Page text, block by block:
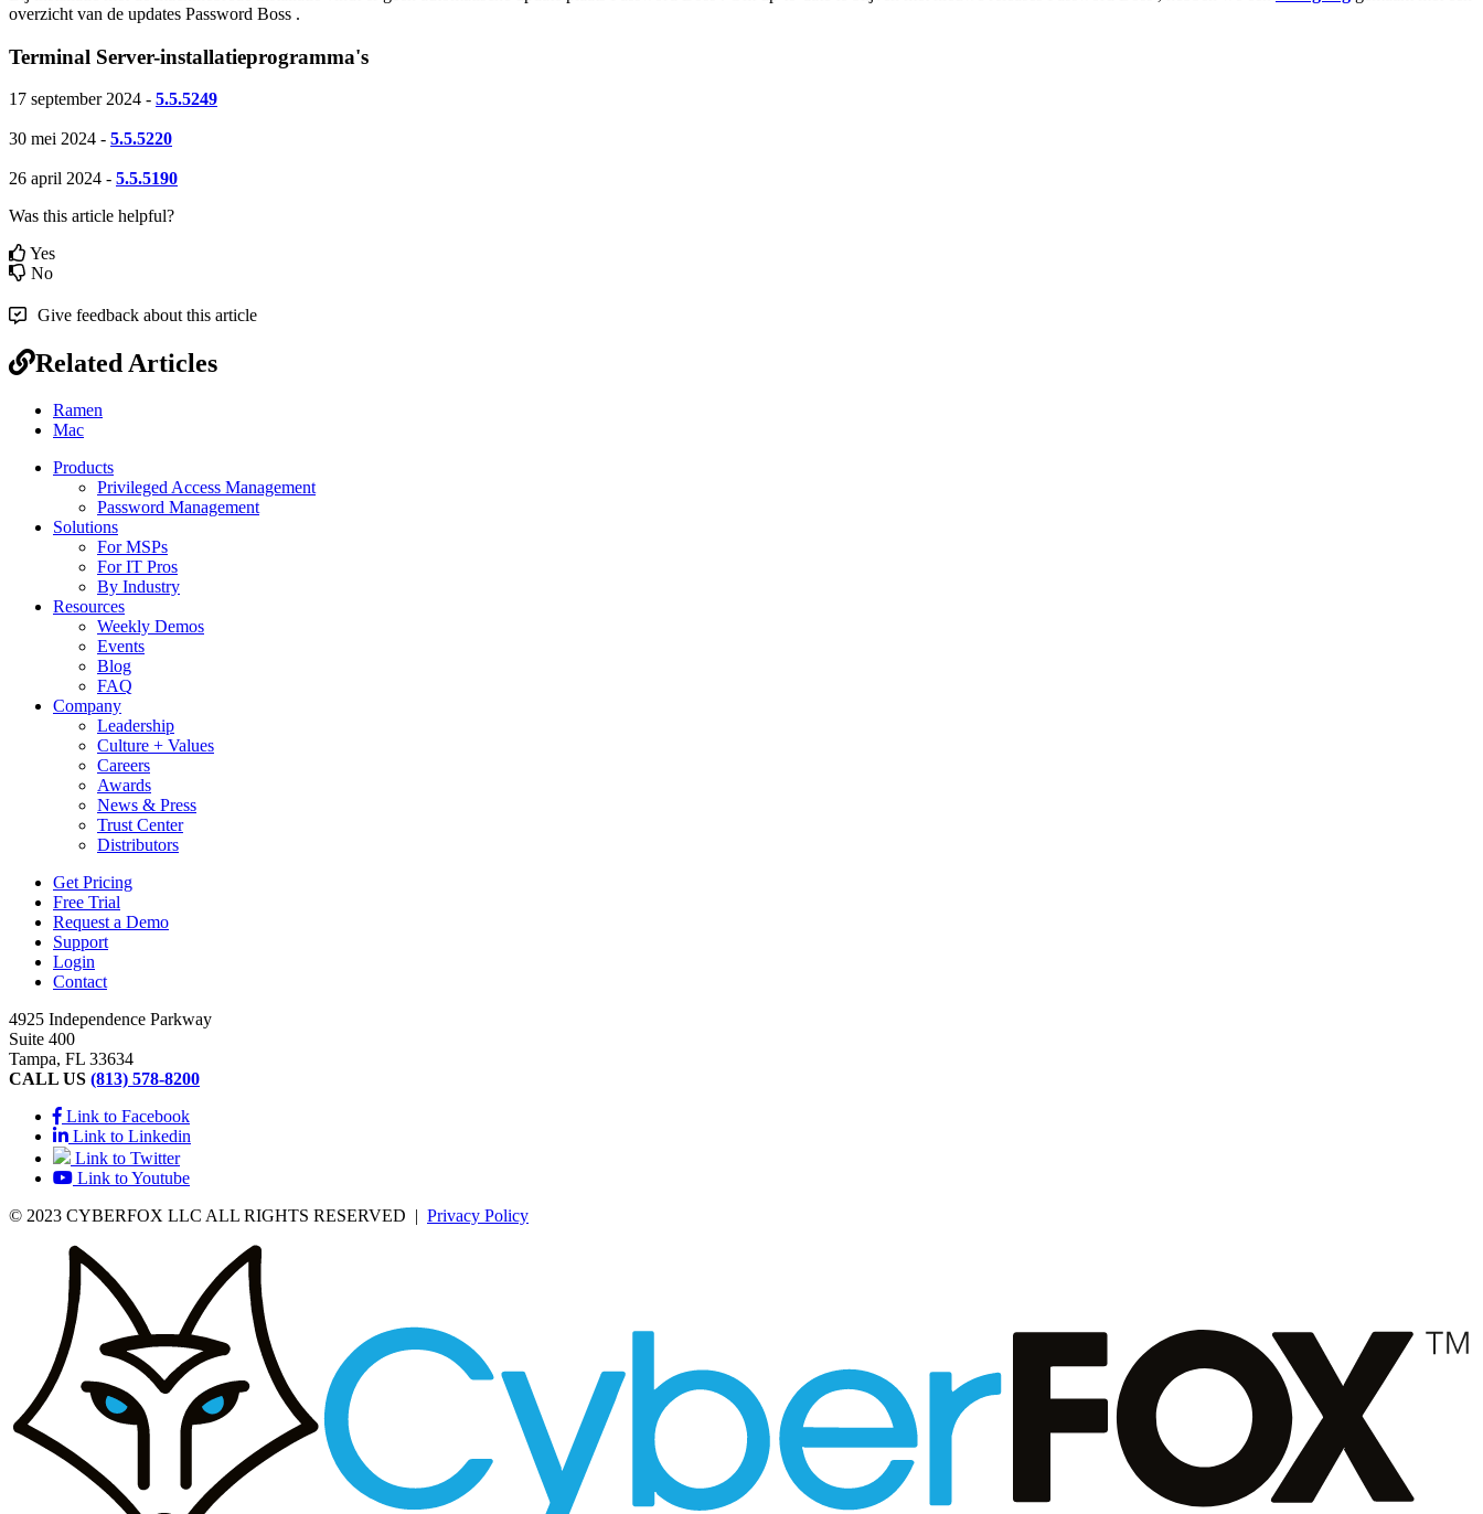
overzicht van de updates Password Boss .
Terminal Server-installatieprogramma's
17 september 2024 - 5.5.5249
30 mei 2024 - 5.5.5220
26 april 2024 - 5.5.5190
Was this article helpful?
Yes
No
Give feedback about this article
Related Articles
Ramen
Mac
Products
Privileged Access Management
Password Management
Solutions
For MSPs
For IT Pros
By Industry
Resources
Weekly Demos
Events
Blog
FAQ
Company
Leadership
Culture + Values
Careers
Awards
News & Press
Trust Center
Distributors
Get Pricing
Free Trial
Request a Demo
Support
Login
Contact
4925 Independence Parkway
Suite 400
Tampa, FL 33634
CALL US (813) 578-8200
Link to Facebook
Link to Linkedin
Link to Twitter
Link to Youtube
© 2023 CYBERFOX LLC ALL RIGHTS RESERVED | Privacy Policy